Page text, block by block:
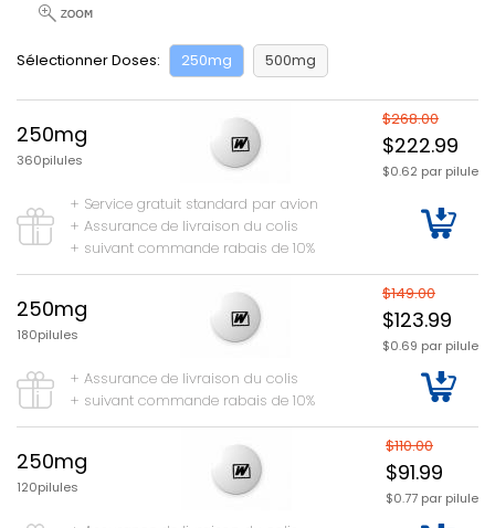
Sélectionner Doses: 250mg 500mg
250mg
360pilules
$268.00
$222.99
$0.62 par pilule
+ Service gratuit standard par avion
+ Assurance de livraison du colis
+ suivant commande rabais de 10%
250mg
180pilules
$149.00
$123.99
$0.69 par pilule
+ Assurance de livraison du colis
+ suivant commande rabais de 10%
250mg
120pilules
$110.00
$91.99
$0.77 par pilule